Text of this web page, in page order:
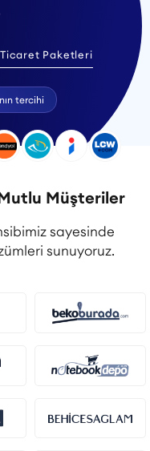
Ticaret Paketleri
tercihi
Müşteriler
sayesinde
sunuyoruz.